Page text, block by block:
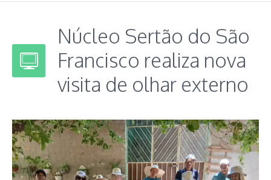
Núcleo Sertão do São
Francisco realiza nova
visita de olhar externo